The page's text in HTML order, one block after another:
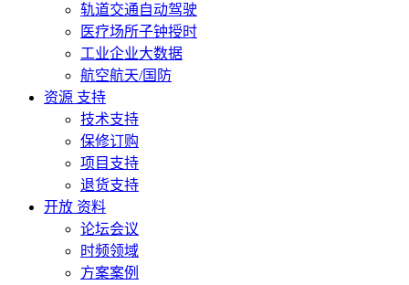
轨道交通自动驾驶
医疗场所子钟授时
工业企业大数据
航空航天/国防
资源 支持
技术支持
保修订购
项目支持
退货支持
开放 资料
论坛会议
时频领域
方案案例